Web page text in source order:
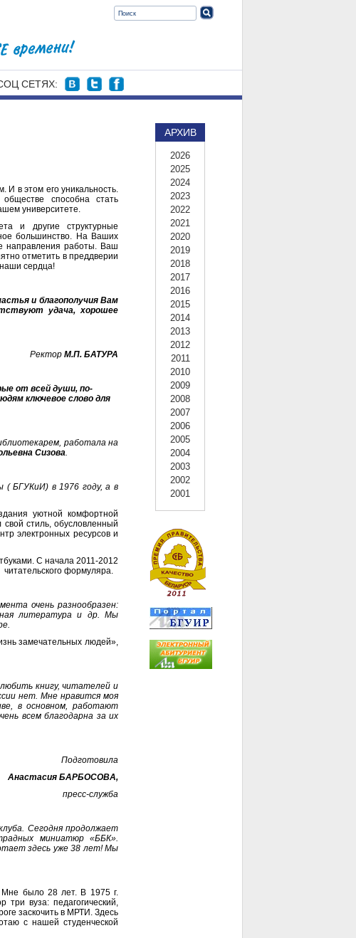
СЕТЯХ:
АРХИВ
2026
2025
2024
2023
2022
2021
2020
2019
2018
2017
2016
2015
2014
2013
2012
2011
2010
2009
2008
2007
2006
2005
2004
2003
2002
2001
в этом его уникальность.
способна стать
университете.
и другие структурные
большинство. На Ваших
направления работы. Ваш
отметить в преддверии
сердца!
и благополучия Вам
удача, хорошее
Ректор М.П. БАТУРА
от всей души, по-
ключевое слово для
работала на
Сизова.
( БГУКиИ) в 1976 году, а в
уютной комфортной
стиль, обусловленный
электронных ресурсов и
С начала 2011-2012
читательского формуляра.
очень разнообразен:
литература и др. Мы
замечательных людей»,
книгу, читателей и
нет. Мне нравится моя
в основном, работают
всем благодарна за их
Подготовила
Анастасия БАРБОСОВА,
пресс-служба
Сегодня продолжает
миниатюр «ББК».
здесь уже 38 лет! Мы
Мне было 28 лет. В 1975 г.
вуза: педагогический,
заскочить в МРТИ. Здесь
с нашей студенческой